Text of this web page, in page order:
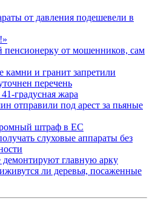
от давления подешевели в
пенсионерку от мошенников, сам
камни и гранит запретили
перечень
градусная жара
отправили под арест за пьяные
штраф в ЕС
слуховые аппараты без
главную арку
ли деревья, посаженные